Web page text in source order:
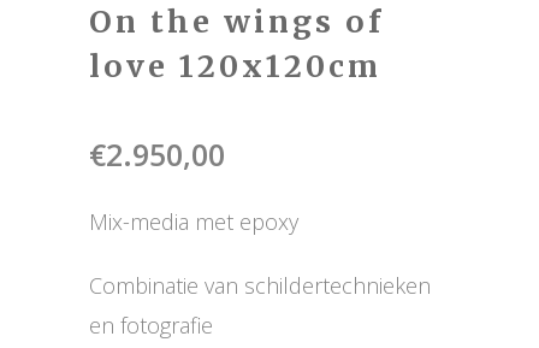
On the wings of
love 120x120cm
€2.950,00
Mix-media met epoxy
Combinatie van schildertechnieken
en fotografie